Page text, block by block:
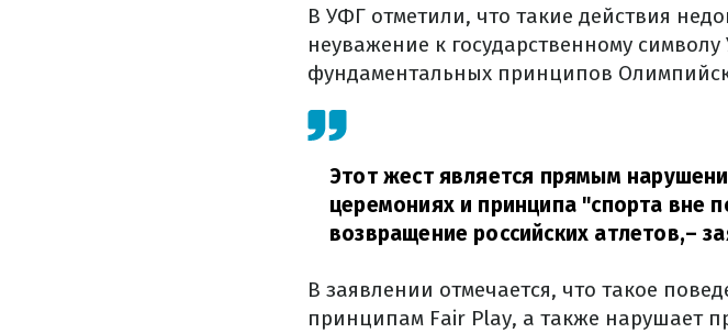
В УФГ отметили, что такие действия
неуважение к государственному
фундаментальных принципов
Этот жест является прямым
церемониях и принципа "спорта вне
возвращение российских атлетов,–
В заявлении отмечается, что такое
принципам Fair Play, а также нарушает